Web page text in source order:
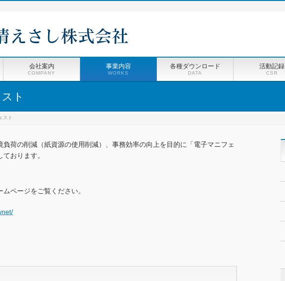
会社案内
COMPANY
事業内容
WORKS
各種ダウンロード
DATA
活動記録
CSR
ト
スト
負荷の削減（紙資源の使用削減）、事務効率の向上を目的に「電子マニフェ
おります。
ページをご覧ください。